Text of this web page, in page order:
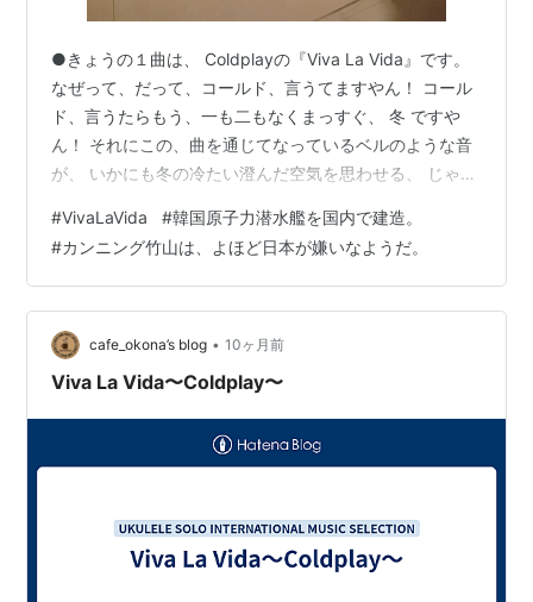
●きょうの１曲は、 Coldplayの『Viva La Vida』です。
なぜって、だって、コールド、言うてますやん！ コール
ド、言うたらもう、一も二もなくまっすぐ、 冬 ですや
ん！ それにこの、曲を通じてなっているベルのような音
が、 いかにも冬の冷たい澄んだ空気を思わせる、 じゃな
と認定します。 ●韓国、原子力潜水艦を国内で建造。 す
る方向で進んでいるそうです。 原潜、ね……。 日本は原
潜持っちゃいけないの？ そういう法律があるの？ それと
もただの、原子力アレルギー？ 原爆と原潜は全く違うモ
ノだけどね。 私個人としては、原潜よりも、 原…
#VivaLaVida #韓国原子力潜水艦を国内で建造。
#カンニング竹山は、よほど日本が嫌いなようだ。
cafe_okona’s blog • 10ヶ月前
Viva La Vida〜Coldplay〜